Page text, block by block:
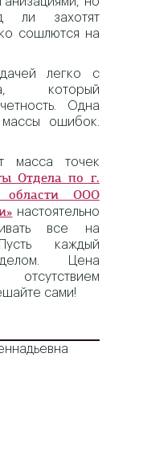
ли захотят
сошлются на
легко с
который
Одна
массы ошибок.
масса точек
Отдела по г.
области ООО
настоятельно
все на
каждый
Цена
отсутствием
сами!